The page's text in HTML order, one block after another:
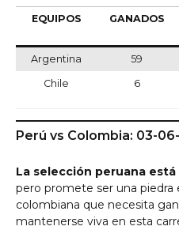
EQUIPOS GANADOS
Argentina 59
Chile 6
Perú vs Colombia: 03-
La selección peruana
pero promete ser una piedra
colombiana que necesita
mantenerse viva en esta